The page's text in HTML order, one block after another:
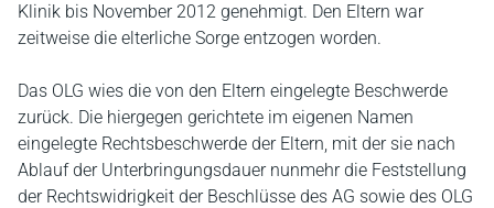
Klinik bis November 2012 genehmigt. Den Eltern war
zeitweise die elterliche Sorge entzogen worden.
Das OLG wies die von den Eltern eingelegte Beschwerde
zurück. Die hiergegen gerichtete im eigenen Namen
eingelegte Rechtsbeschwerde der Eltern, mit der sie nach
Ablauf der Unterbringungsdauer nunmehr die Feststellung
der Rechtswidrigkeit der Beschlüsse des AG sowie des OLG